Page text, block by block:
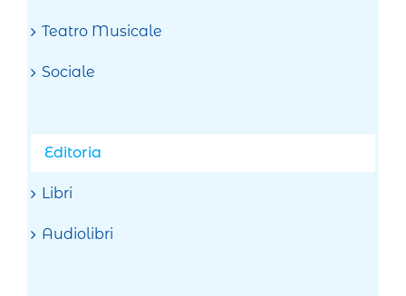
Teatro Musicale
Sociale
Editoria
Libri
Audiolibri